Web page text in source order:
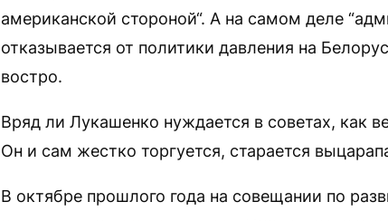
американской стороной“. А на самом деле
отказывается от политики давления на
востро.
Вряд ли Лукашенко нуждается в советах, как
Он и сам жестко торгуется, старается
В октябре прошлого года на совещании по